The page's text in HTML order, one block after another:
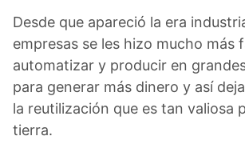
Desde que apareció la era
empresas se les hizo mucho más
automatizar y producir en
para generar más dinero y así
la reutilización que es tan valiosa
tierra.